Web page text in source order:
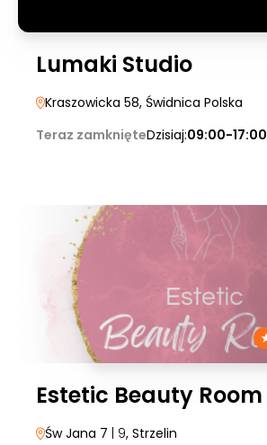
Lumaki Studio
Kraszowicka 58, Świdnica Polska
Teraz zamknięteDzisiaj:09:00-17:00
Estetic Beauty Room
Św Jana 7 | 9, Strzelin